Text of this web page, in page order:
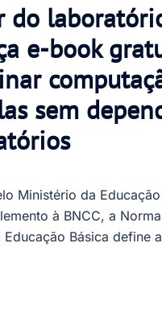
do
e-book
sem
Ministério da
à BNCC, a
Básica define